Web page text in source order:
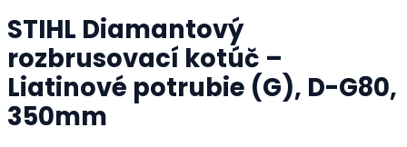
STIHL Diamantový
rozbrusovací kotúč –
Liatinové potrubie (G), D-G80,
350mm